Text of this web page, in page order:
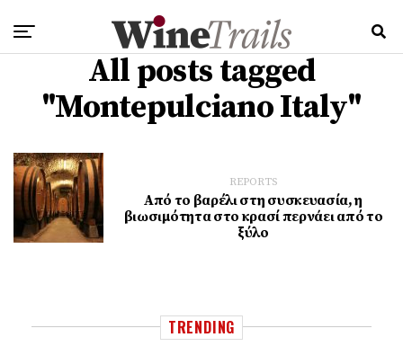
All posts tagged
"Montepulciano Italy"
REPORTS
Aπό το βαρέλι στη συσκευασία, η
βιωσιμότητα στο κρασί περνάει από το
ξύλο
TRENDING